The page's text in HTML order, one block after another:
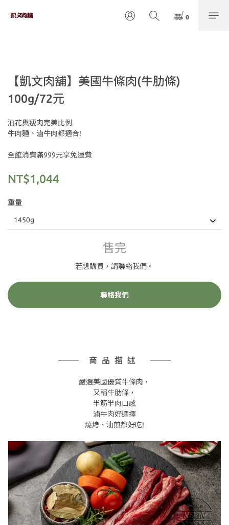
【凱文肉舖】美國牛條肉(牛肋條)
100g/72元
油花與瘦肉完美比例
牛肉麵、滷牛肉都適合!
全館消費滿999元享免運費
NT$1,044
重量
售完
若想購買，請聯絡我們。
聯絡我們
商品描述
嚴選美國優質牛條肉，
又稱牛肋條，
半筋半肉口感
滷牛肉好選擇
燒烤、油煎都好吃!